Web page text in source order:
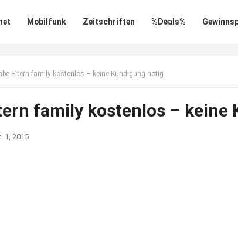
Mobilfunk Zeitschriften %Deals%
Eltern family kostenlos – keine Kündigung nötig
family kostenlos – keine
1, 2015